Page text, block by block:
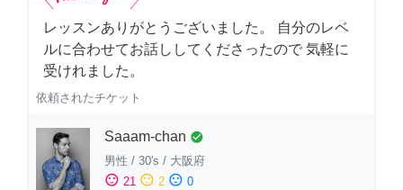
レッスンありがとうございました。 自分のレベ
ルに合わせてお話ししてくださったので 気軽に
受けれました。
依頼されたチケット
Saaam-chan check_circle
男性 / 30's / 大阪府
sentiment_satisfied 21 sentiment_neutral 2 sentiment_dissatisfied 0